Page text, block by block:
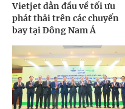
Vietjet dẫn đầu về tối ưu
phát thải trên các chuyến
bay tại Đông Nam Á